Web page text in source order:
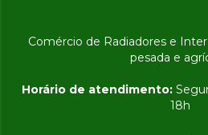
Comércio de Radiadores e
pesada e
Horário de atendimento:
18h